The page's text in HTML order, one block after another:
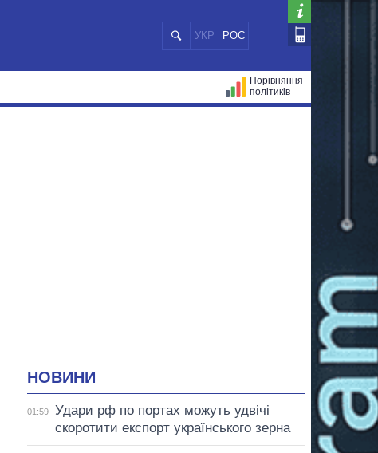
УКР РОС
Порівняння
політиків
НОВИНИ
01:59
Удари рф по портах можуть удвічі
скоротити експорт українського зерна